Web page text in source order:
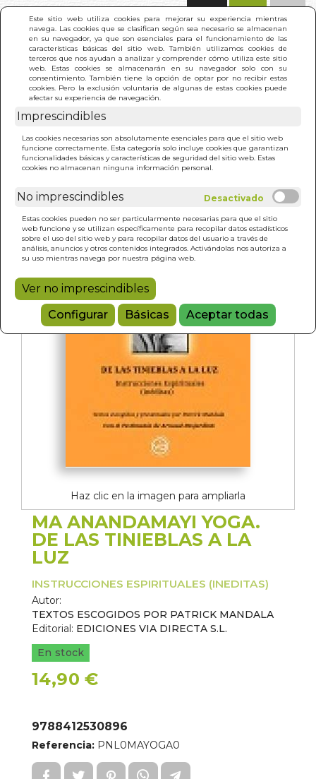
Este sitio web utiliza cookies para mejorar su experiencia mientras
navega. Las cookies que se clasifican según sea necesario se almacenan
en su navegador, ya que son esenciales para el funcionamiento de las
características básicas del sitio web. También utilizamos cookies de
terceros que nos ayudan a analizar y comprender cómo utiliza este sitio
web. Estas cookies se almacenarán en su navegador solo con su
consentimiento. También tiene la opción de optar por no recibir estas
cookies. Pero la exclusión voluntaria de algunas de estas cookies puede
afectar su experiencia de navegación.
Imprescindibles
Las cookies necesarias son absolutamente esenciales para que el sitio web
funcione correctamente. Esta categoría solo incluye cookies que garantizan
funcionalidades básicas y características de seguridad del sitio web. Estas
cookies no almacenan ninguna información personal.
No imprescindibles
Estas cookies pueden no ser particularmente necesarias para que el sitio
web funcione y se utilizan específicamente para recopilar datos estadísticos
sobre el uso del sitio web y para recopilar datos del usuario a través de
análisis, anuncios y otros contenidos integrados. Activándolas nos autoriza a
su uso mientras navega por nuestra página web.
Ver no imprescindibles
Configurar
Básicas Aceptar todas
INICIO >
A LA LUZ
Haz clic en la imagen para ampliarla
MA ANANDAMAYI YOGA.
DE LAS TINIEBLAS A LA
LUZ
INSTRUCCIONES ESPIRITUALES (INEDITAS)
Autor:
TEXTOS ESCOGIDOS POR PATRICK MANDALA
Editorial: EDICIONES VIA DIRECTA S.L.
En stock
14,90 €
9788412530896
Referencia: PNL0MAYOGA0